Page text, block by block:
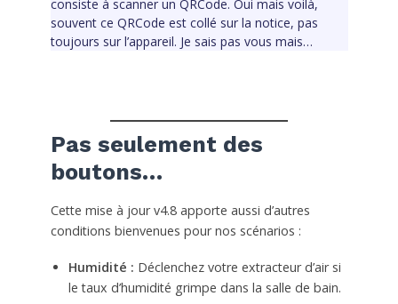
consiste à scanner un QRCode. Oui mais voilà,
souvent ce QRCode est collé sur la notice, pas
toujours sur l’appareil. Je sais pas vous mais…
Pas seulement des
boutons…
Cette mise à jour v4.8 apporte aussi d’autres
conditions bienvenues pour nos scénarios :
Humidité : Déclenchez votre extracteur d’air si
le taux d’humidité grimpe dans la salle de bain.